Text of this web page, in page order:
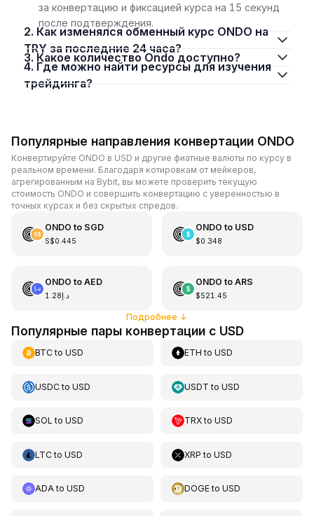
за конвертацию и фиксацией курса на 15 секунд
после подтверждения.
2. Как изменялся обменный курс ONDO на
TRY за последние 24 часа?
3. Какое количество Ondo доступно?
4. Где можно найти ресурсы для изучения
трейдинга?
Популярные направления конвертации ONDO
Конвертируйте ONDO в USD и другие фиатные валюты по курсу в
реальном времени. Благодаря котировкам от мейкеров,
агрегированным на Bybit, вы можете проверить текущую
стоимость ONDO и совершить конвертацию с уверенностью в
точных курсах и без скрытых спредов.
ONDO to SGD
S$0.445
ONDO to USD
$0.348
ONDO to AED
د.إ1.28
ONDO to ARS
$521.45
Подробнее ↓
Популярные пары конвертации с USD
BTCto USD ETH toUSD
USDCto USD USDT toUSD
SOL to USD TRXtoUSD
LTCto USD XRP toUSD
ADAto USD DOGEtoUSD